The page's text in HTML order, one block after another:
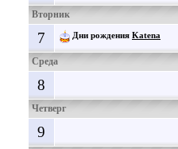
Вторник
7 Дни рождения Katena
Среда
8
Четверг
9